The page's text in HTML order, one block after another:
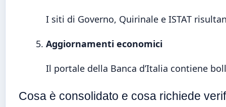
I siti di Governo, Quirinale e ISTAT
Aggiornamenti economici
Il portale della Banca d’Italia contiene
Cosa è consolidato e cosa richiede